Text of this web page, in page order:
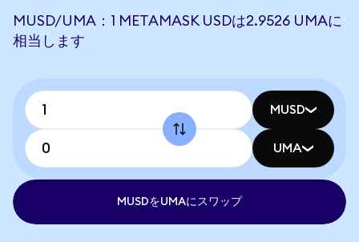
MUSD/UMA：1 METAMASK USDは2.9526 UMAに
相当します
MUSD
UMA
MUSDをUMAにスワップ